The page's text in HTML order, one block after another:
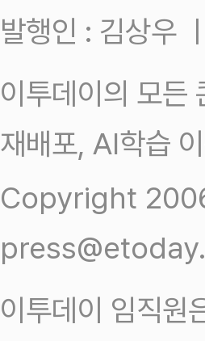
발행인 : 김상우
이투데이의 모든
재배포, AI학습
Copyright
이투데이 임직원